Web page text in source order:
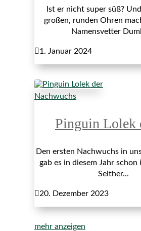
Ist er nicht super süß?
großen, runden Ohren
Namensvetter
1. Januar 2024
Nachwuchs
Pinguin Lolek
Den ersten Nachwuchs in
gab es in diesem Jahr schon
Seither...
20. Dezember 2023
mehr anzeigen